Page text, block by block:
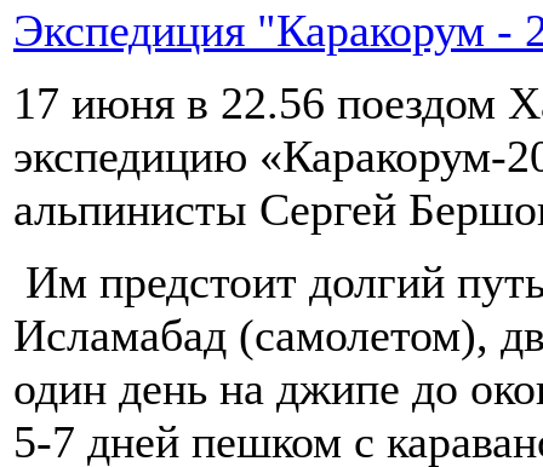
Экспедиция "Каракорум -
17 июня в 22.56 поездом
экспедицию «Каракорум-
альпинисты Сергей
Им предстоит долгий
Исламабад (самолетом),
один день на джипе до
5-7 дней пешком с